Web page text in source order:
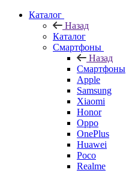
Каталог
Назад
Каталог
Смартфоны
Назад
Смартфоны
Apple
Samsung
Xiaomi
Honor
Oppo
OnePlus
Huawei
Poco
Realme